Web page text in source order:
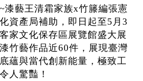
~漆藝王清霜家族x竹籐編張憲
資產局補助，即日起至5 月 3
家文化保存區展覽館盛大展
竹藝作品近60件，展現臺灣
蘊與當代創新能量，極致工
人驚豔！